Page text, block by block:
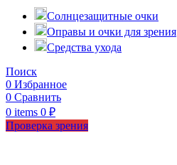
Солнцезащитные очки
Оправы и очки для зрения
Средства ухода
Поиск
0 Избранное
0 Сравнить
0 items 0 ₽
Проверка зрения